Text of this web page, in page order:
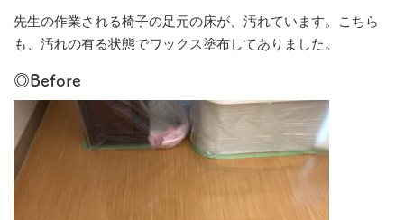
先生の作業される椅子の足元の床が、汚れています。こちら
も、汚れの有る状態でワックス塗布してありました。
◎Before